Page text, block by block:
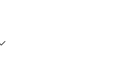
submenu for “verband”